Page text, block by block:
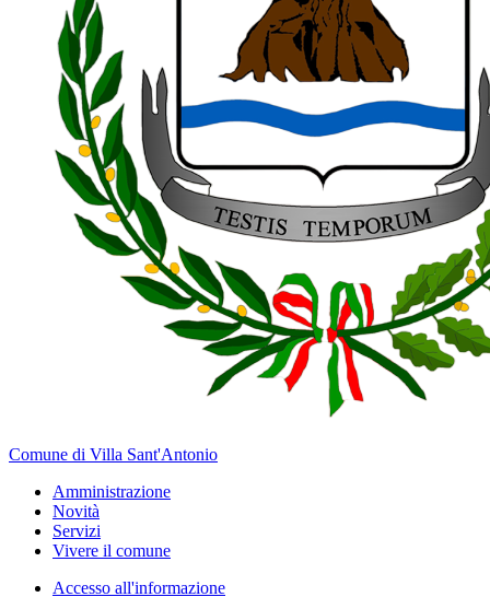
Comune di Villa Sant'Antonio
Amministrazione
Novità
Servizi
Vivere il comune
Accesso all'informazione